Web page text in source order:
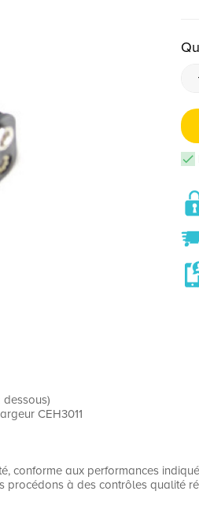
CEH3011
conforme aux performances
procédons à des contrôles qualité